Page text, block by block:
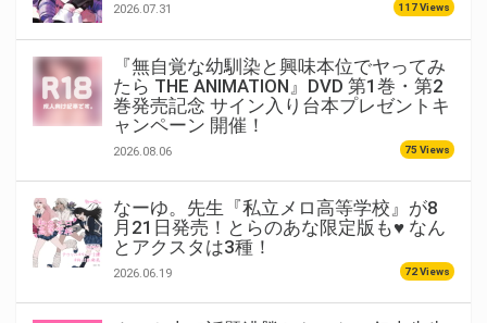
2026.07.31 117 Views
『無自覚な幼馴染と興味本位でヤってみ
たら THE ANIMATION』DVD 第1巻・第2
巻発売記念 サイン入り台本プレゼントキ
ャンペーン 開催！
2026.08.06 75 Views
なーゆ。先生『私立メロ高等学校』が8
月21日発売！とらのあな限定版も♥ なん
とアクスタは3種！
2026.06.19 72 Views